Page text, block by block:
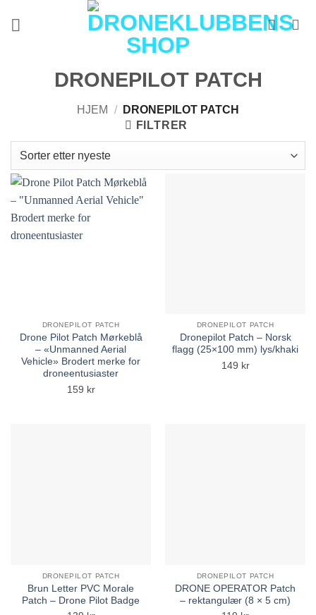
DRONEPILOT PATCH
HJEM /
DRONEPILOT PATCH
FILTRER
DRONEPILOT PATCH
Drone Pilot Patch Mørkeblå
– «Unmanned Aerial
Vehicle» Brodert merke for
droneentusiaster
159 kr
DRONEPILOT PATCH
Dronepilot Patch – Norsk
flagg (25×100 mm) lys/khaki
149 kr
DRONEPILOT PATCH
Brun Letter PVC Morale
Patch – Drone Pilot Badge
DRONEPILOT PATCH
DRONE OPERATOR Patch
– rektangulær (8 × 5 cm)